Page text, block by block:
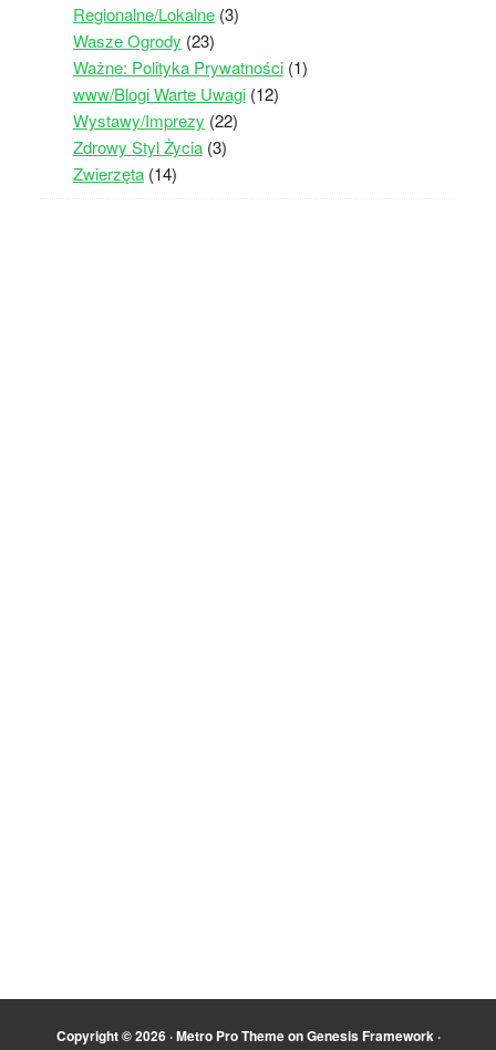
Regionalne/Lokalne(3)
Wasze Ogrody (23)
Ważne: Polityka Prywatności(1)
www/Blogi Warte Uwagi(12)
Wystawy/Imprezy (22)
Zdrowy Styl Życia(3)
Zwierzęta(14)
Copyright © 2026 ·Metro Pro ThemeonGenesis Framework·